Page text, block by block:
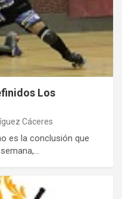
Los
Cáceres
es la conclusión que